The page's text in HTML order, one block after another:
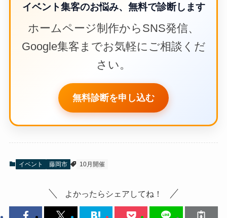
イベント集客のお悩み、無料で診断します
ホームページ制作からSNS発信、
Google集客までお気軽にご相談くだ
さい。
無料診断を申し込む
イベント 藤岡市 10月開催
よかったらシェアしてね！